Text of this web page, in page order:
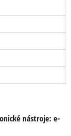
nástroje: e-